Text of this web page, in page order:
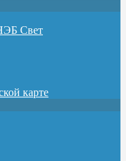
Свет
карте